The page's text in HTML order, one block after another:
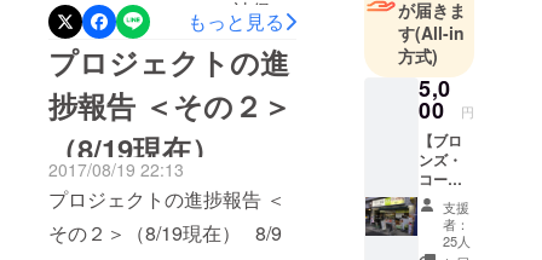
参加できるイベントとしま
した。 多くの親子連れの皆
さまが参加してくださり、
セミナー終了後も１階のカ
フェで談笑しながら、子ど
も向け絵本に囲まれた空間
を、親子で楽しんでおられ
ました。こういうイベント
19：00～21：00に、神保町
ブックハウスカフェにて
「阿隅和美トークショー」
を開催いたしました。 詳細
は、こちらのブログ記事を
ご覧ください。お陰様で、
第４回目の大杉潤プロ
デュースイベントも大好評
もっと見る
プロジェクトの進
捗報告 ＜その２＞
（8/19現在）
2017/08/19 22:13
プロジェクトの進捗報告 ＜
その２＞（8/19現在） 8/9
幹部として
活躍の後、
2015年より
フリーとな
り、ビジネ
ス開拓アド
バイザー、
研修講師、
ブロガー。
が届きま
す(All-in
方式)
5,0
00 円
【ブロ
ンズ・
コー
ス】
１．イ
ベント
支援
者：
25人